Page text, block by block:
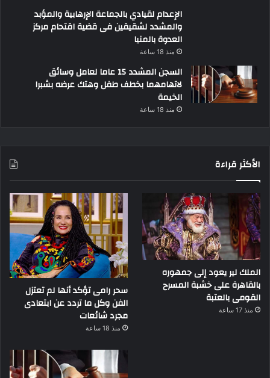
الإعدام لقيادي بالجماعة الإرهابية والمؤبد
والمشدد لشقيقين فى قضية اقتحام مركز
العدوة بالمنيا
منذ 18 ساعة
السجن المشدد 15 عاما لعامل وسائق
لاتهامهما بخطف طفل وهتك عرضه بشبرا
الخيمة
منذ 18 ساعة
الأكثر قراءة
الملك لير يعود إلى جمهوره
بالقاهرة على خشبة المسرح
القومى بالعتبة
منذ 17 ساعة
سحر رامى تؤكد أنها لم تعتزل
الفن وكل ما تردد عن ابتعادى
مجرد شائعات
منذ 18 ساعة